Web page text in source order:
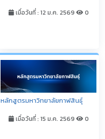
เมื่อวันที่ : 12 ม.ค. 2569 0
หลักสูตรมหาวิทยาลัยกาฬสินธุ์
เมื่อวันที่ : 15 ม.ค. 2569 0